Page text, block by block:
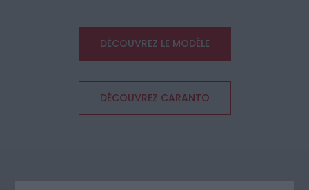
DÉCOUVREZ LE MODÈLE
DÉCOUVREZ CARANTO